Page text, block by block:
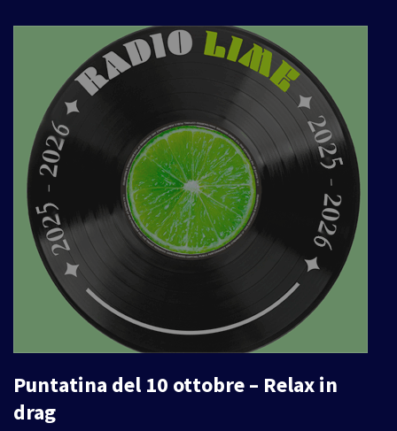
Puntatina del 10 ottobre – Relax in
drag